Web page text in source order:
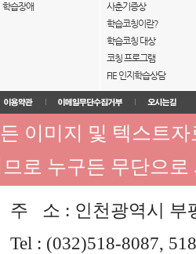
학습장애
사춘기증상
학습코칭이란?
학습코칭 대상
코칭 프로그램
FIE 인지학습상담
이미지 및 텍스트
로 누구든 무단으
주 소 : 인천광역시 부
Tel : (032)518-8087,